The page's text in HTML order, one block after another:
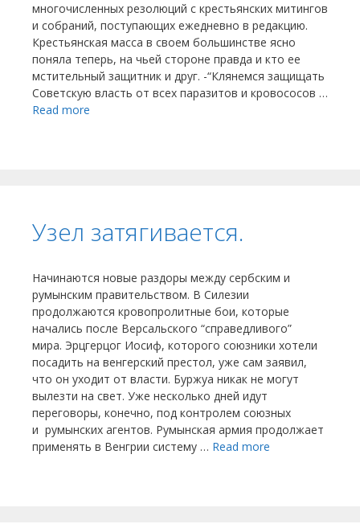
многочисленных резолюций с крестьянских митингов
и собраний, поступающих ежедневно в редакцию.
Крестьянская масса в своем большинстве ясно
поняла теперь, на чьей стороне правда и кто ее
мстительный защитник и друг. -“Клянемся защищать
Советскую власть от всех паразитов и кровососов …
Read more
Узел затягивается.
Начинаются новые раздоры между сербским и
румынским правительством. В Силезии
продолжаются кровопролитные бои, которые
начались после Версальского “справедливого”
мира. Эрцгерцог Иосиф, которого союзники хотели
посадить на венгерский престол, уже сам заявил,
что он уходит от власти. Буржуа никак не могут
вылезти на свет. Уже несколько дней идут
переговоры, конечно, под контролем союзных
и румынских агентов. Румынская армия продолжает
применять в Венгрии систему … Read more